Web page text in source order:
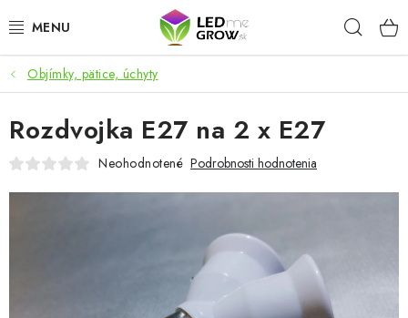
na
AKCIE
LED OSVETLENIE PRE RASTLINY
PESTOVATEĽSKÉ POTREBY
Objímky, pätice, úchyty
Rozdvojka E27 na 2 x E27
Neohodnotené Podrobnosti hodnotenia